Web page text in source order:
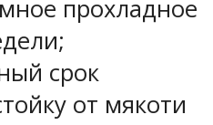
прохладное
срок
от мякоти